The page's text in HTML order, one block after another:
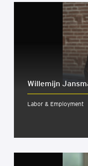
Wil­le­mijn
Labor & Employment